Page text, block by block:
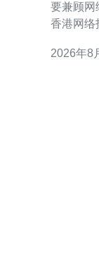
要兼顾网
香港网络
低延迟并
2026年8